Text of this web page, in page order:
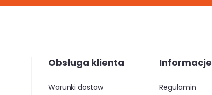
Obsługa klienta
warunki dostaw
Informacje
regulamin